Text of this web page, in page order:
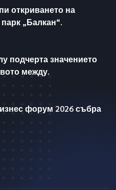
откриването на
„Балкан“.
подчерта значението
между.
форум 2026 събра